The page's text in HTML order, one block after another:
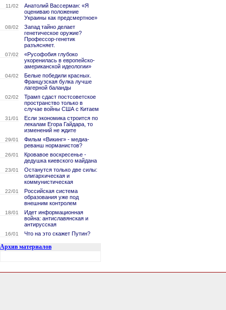
11/02
Анатолий Вассерман: «Я
оцениваю положение
Украины как предсмертное»
08/02
Запад тайно делает
генетическое оружие?
Профессор-генетик
разъясняет.
07/02
«Русофобия глубоко
укоренилась в европейско-
американской идеологии»
04/02
Белые победили красных.
Французская булка лучше
лагерной баланды
02/02
Трамп сдаст постсоветское
пространство только в
случае войны США с Китаем
31/01
Если экономика строится по
лекалам Егора Гайдара, то
изменений не ждите
29/01
Фильм «Викинг» - медиа-
реванш норманистов?
26/01
Кровавое воскресенье -
дедушка киевского майдана
23/01
Останутся только две силы:
олигархическая и
коммунистическая
22/01
Российская система
образования уже под
внешним контролем
18/01
Идет информационная
война: антиславянская и
антирусская
16/01 Что на это скажет Путин?
Архив материалов